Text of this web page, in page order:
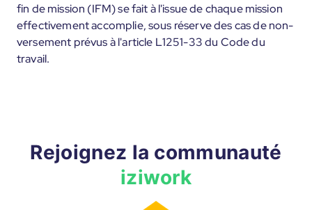
fin de mission (IFM) se fait à l'issue de chaque mission
effectivement accomplie, sous réserve des cas de non-
versement prévus à l'article L1251-33 du Code du
travail.
Rejoignez la communauté
iziwork